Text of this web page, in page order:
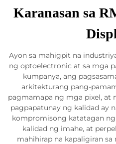
Karanasan sa
Ayon sa mahigpit na
ng optoelectronic at sa mga
kumpanya, ang
arkitekturang pang-
pagmamapa ng mga pixel, at
pagpapatunay ng kalidad ay
kompromisong katatagan
kalidad ng imahe, at
mahihirap na kapaligiran